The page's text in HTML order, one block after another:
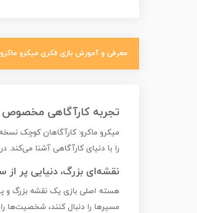
معرفی و آموزش بازی فکری میکرو
تجربه کارآگاهی مخصوص
را با دنیای کارآگاهی آشنا
نقشه‌ای بزرگ، دنیایی پر از
هسته اصلی بازی یک نقشه بزرگ و
مسیرها را دنبال کنند، شخصیت‌ها